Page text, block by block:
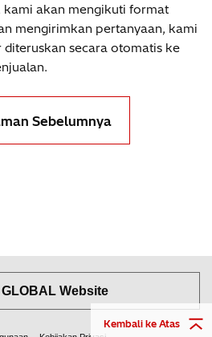
kami akan mengikuti format
mengirimkan pertanyaan, kami
secara otomatis ke
Sebelumnya
Kembali ke Atas
Website